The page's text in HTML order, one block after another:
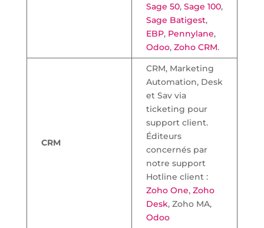
Sage 50, Sage 100,
Sage Batigest,
EBP, Pennylane,
Odoo, Zoho CRM.
CRM
CRM, Marketing
Automation, Desk
et Sav via
ticketing pour
support client.
Éditeurs
concernés par
notre support
Hotline client :
Zoho One, Zoho
Desk, Zoho MA,
Odoo